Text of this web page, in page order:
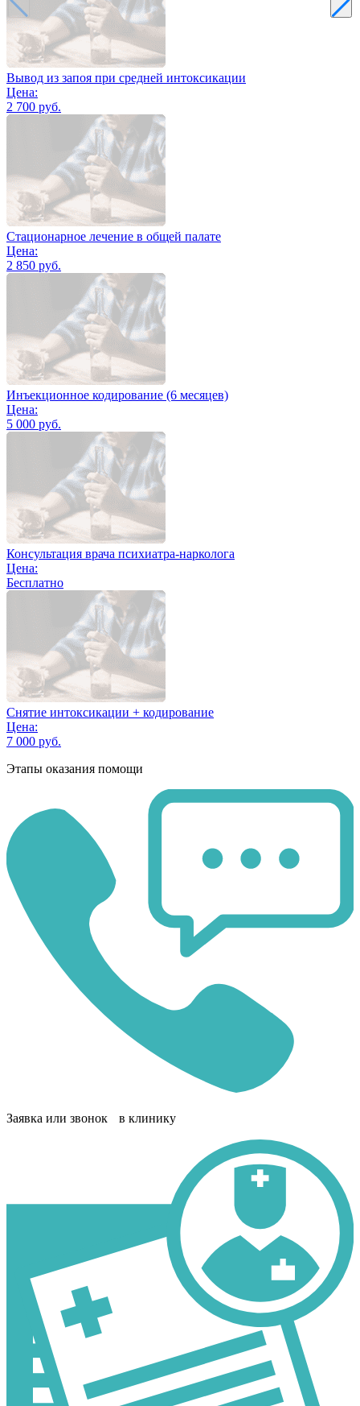
Вывод из запоя при средней интоксикации
Цена:
2 700 руб.
Стационарное лечение в общей палате
Цена:
2 850 руб.
Инъекционное кодирование (6 месяцев)
Цена:
5 000 руб.
Консультация врача психиатра-нарколога
Цена:
Бесплатно
Снятие интоксикации + кодирование
Цена:
7 000 руб.
Этапы оказания помощи
Заявка или звонок в клинику